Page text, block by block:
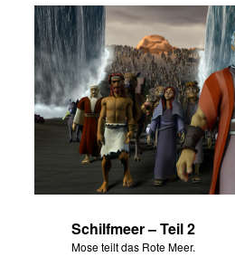
Schilfmeer – Teil 2
Mose teilt das Rote Meer.